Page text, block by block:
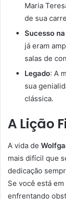
Maria
de sua
Sucesso
já eram
salas de
Legado: A
sua
clássica.
A Lição
A vida de
mais difícil que
dedicação
Se você está
enfrentando